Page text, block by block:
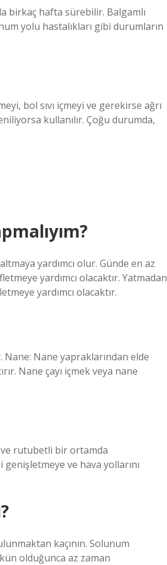
birkaç hafta sürebilir. Balgamlı
yolu hastalıkları gibi durumların
bol sıvı içmeyi ve gerekirse ağrı
kullanılır. Çoğu durumda,
yardımcı olur. Günde en az
yardımcı olacaktır. Yatmadan
yardımcı olacaktır.
Nane: Nane yapraklarından elde
Nane çayı içmek veya nane
ve rutubetli bir ortamda
ve hava yollarını
kaçının. Solunum
olduğunca az zaman